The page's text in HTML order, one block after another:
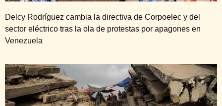
Delcy Rodríguez cambia la directiva de Corpoelec y del
sector eléctrico tras la ola de protestas por apagones en
Venezuela